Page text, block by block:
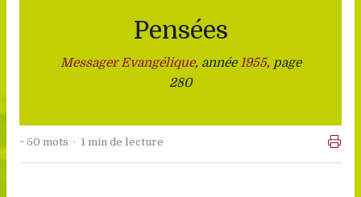
Pensées
Messager Evangélique, année1955, page
280
~ 50 mots · 1 min de lecture